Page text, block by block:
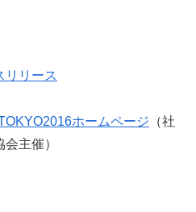
リリース
ホームページ （社
主催）